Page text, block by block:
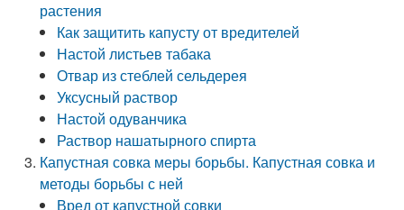
растения
Как защитить капусту от вредителей
Настой листьев табака
Отвар из стеблей сельдерея
Уксусный раствор
Настой одуванчика
Раствор нашатырного спирта
Капустная совка меры борьбы. Капустная совка и
методы борьбы с ней
Вред от капустной совки